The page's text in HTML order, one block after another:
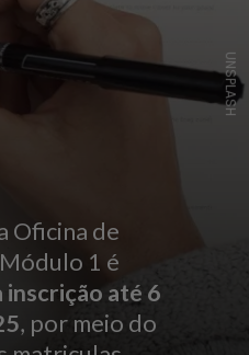
Oficina de
1 é
inscrição até 6
, por meio do
UNSPLASH